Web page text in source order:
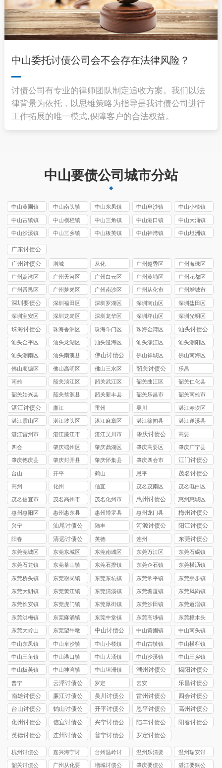
中山委托讨债公司会不会存在法律风险？
讨债公司有专业的律师团队制定追收方案。我们以法
律背景为依托，以思维策略为指导是我讨债公司进行
工作拓展的唯一模式,保障客户的合法权益。
中山要债公司城市分站
中山黄圃镇
讨债公司
中山南头镇
讨债公司
中山东凤镇
讨债公司
中山阜沙镇
讨债公司
中山小榄镇
讨债公司
中山古镇镇
讨债公司
中山横栏镇
讨债公司
中山三角镇
讨债公司
中山港口镇
讨债公司
中山大涌镇
讨债公司
中山沙溪镇
讨债公司
中山三乡镇
中山板芙镇
中山神湾镇
中山坦洲镇
广东讨债公
司
广州讨债公
司
增城 从化
广州越秀区
讨债公司
广州海珠区
讨债公司
广州荔湾区
讨债公司
广州天河区
讨债公司
广州白云区
讨债公司
广州黄埔区
讨债公司
广州花都区
讨债公司
广州番禺区
讨债公司
广州萝岗区
讨债公司
广州南沙区
讨债公司
广州从化市
讨债公司
广州增城市
讨债公司
深圳要债公
司
深圳福田区
要债公司
深圳罗湖区
要债公司
深圳南山区
要债公司
深圳盐田区
要债公司
深圳宝安区
要债公司
深圳龙岗区
要债公司
深圳龙华区
要债公司
深圳坪山区
要债公司
深圳光明区
要债公司
珠海讨债公
司
珠海香洲区
讨债公司
珠海斗门区
讨债公司
珠海金湾区
讨债公司
汕头讨债公
司
汕头金平区
讨债公司
汕头龙湖区
讨债公司
汕头澄海区
讨债公司
汕头濠江区
讨债公司
汕头潮阳区
讨债公司
汕头潮南区
讨债公司
汕头南澳县
讨债公司
佛山讨债公
司
佛山禅城区
讨债公司
佛山南海区
讨债公司
佛山顺德区
讨债公司
佛山高明区
讨债公司
佛山三水区
讨债公司
韶关讨债公
司
乐昌
南雄
韶关浈江区
讨债公司
韶关武江区
讨债公司
韶关曲江区
讨债公司
韶关仁化县
讨债公司
韶关始兴县
讨债公司
韶关翁源县
讨债公司
韶关新丰县
讨债公司
韶关乐昌市
讨债公司
韶关南雄市
讨债公司
湛江讨债公
司
廉江 雷州 吴川
湛江赤坎区
讨债公司
湛江霞山区
讨债公司
湛江坡头区
讨债公司
湛江麻章区
讨债公司
湛江徐闻县
讨债公司
湛江遂溪县
讨债公司
湛江雷州市
讨债公司
湛江廉江市
讨债公司
湛江吴川市
讨债公司
肇庆讨债公
司
高要
四会
肇庆端州区
讨债公司
肇庆鼎湖区
讨债公司
肇庆高要区
讨债公司
肇庆广宁县
讨债公司
肇庆德庆县
讨债公司
肇庆封开县
讨债公司
肇庆怀集县
讨债公司
肇庆四会市
讨债公司
江门讨债公
司
台山 开平 鹤山 恩平
茂名讨债公
司
高州 化州 信宜
茂名茂南区
讨债公司
茂名电白区
讨债公司
茂名信宜市
讨债公司
茂名高州市
讨债公司
茂名化州市
讨债公司
惠州讨债公
司
惠州惠城区
讨债公司
惠州惠阳区
讨债公司
惠州惠东县
讨债公司
惠州博罗县
讨债公司
惠州龙门县
讨债公司
梅州讨债公
司
兴宁
汕尾讨债公
司
陆丰
河源讨债公
司
阳江讨债公
司
阳春
清远讨债公
司
英德 连州
东莞讨债公
司
东莞莞城区
讨债公司
东莞东城区
讨债公司
东莞南城区
讨债公司
东莞万江区
讨债公司
东莞石碣镇
讨债公司
东莞石龙镇
讨债公司
东莞茶山镇
讨债公司
东莞石排镇
讨债公司
东莞企石镇
讨债公司
东莞横沥镇
讨债公司
东莞桥头镇
讨债公司
东莞谢岗镇
讨债公司
东莞东坑镇
讨债公司
东莞常平镇
讨债公司
东莞寮步镇
讨债公司
东莞大朗镇
讨债公司
东莞黄江镇
讨债公司
东莞清溪镇
讨债公司
东莞塘厦镇
讨债公司
东莞凤岗镇
讨债公司
东莞长安镇
讨债公司
东莞虎门镇
讨债公司
东莞厚街镇
讨债公司
东莞沙田镇
讨债公司
东莞道滘镇
讨债公司
东莞洪梅镇
讨债公司
东莞麻涌镇
讨债公司
东莞中堂镇
讨债公司
东莞高埗镇
讨债公司
东莞樟木头
镇讨债公司
东莞大岭山
镇讨债公司
东莞望牛墩
镇讨债公司
中山讨债公
司
中山黄圃镇
讨债公司
中山南头镇
讨债公司
中山东凤镇
讨债公司
中山阜沙镇
讨债公司
中山小榄镇
讨债公司
中山古镇镇
讨债公司
中山横栏镇
讨债公司
中山三角镇
讨债公司
中山港口镇
讨债公司
中山大涌镇
讨债公司
中山沙溪镇
讨债公司
中山三乡镇
讨债公司
中山板芙镇
讨债公司
中山神湾镇
讨债公司
中山坦洲镇
讨债公司
潮州讨债公
司
揭阳讨债公
司
普宁
云浮讨债公
司
罗定 云安
乐昌讨债公
司
南雄讨债公
司
廉江讨债公
司
吴川讨债公
司
雷州讨债公
司
四会讨债公
司
台山讨债公
司
鹤山讨债公
司
开平讨债公
司
恩平讨债公
司
高州讨债公
司
化州讨债公
司
信宜讨债公
司
兴宁讨债公
司
陆丰讨债公
司
阳春讨债公
英德讨债公
司
连州讨债公
司
普宁讨债公
司
罗定讨债公
司
杭州讨债公
司
嘉兴海宁讨
债要账
台州温岭讨
债公司
温州乐清要
债公司
温州瑞安讨
债公司
韶关讨债公 广州从化要 增城讨债公 肇庆要债公 湛江要账公